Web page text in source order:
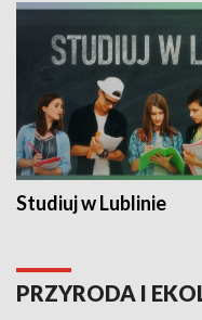
Studiuj w Lublinie
PRZYRODA I